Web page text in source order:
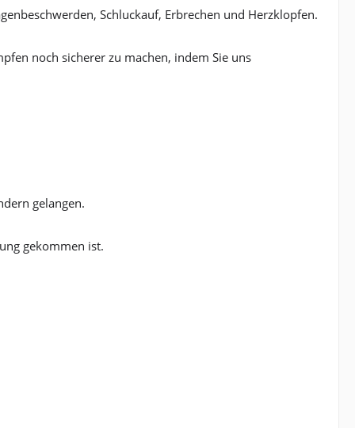
Schluckauf, Erbrechen und Herzklopfen.
noch sicherer zu machen, indem Sie uns
gelangen.
gekommen ist.